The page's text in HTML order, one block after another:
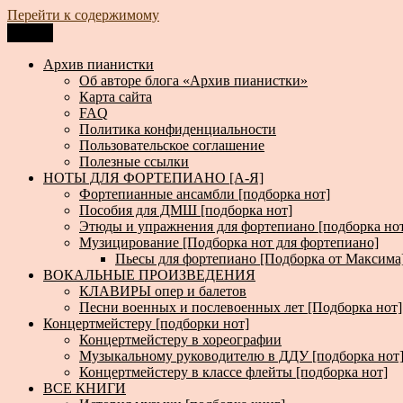
Перейти к содержимому
Архив пианистки
Всё для пианистов: ноты, книги, музыка, статьи…
Архив пианистки
Об авторе блога «Архив пианистки»
Карта сайта
FAQ
Политика конфиденциальности
Пользовательское соглашение
Полезные ссылки
НОТЫ ДЛЯ ФОРТЕПИАНО [А-Я]
Фортепианные ансамбли [подборка нот]
Пособия для ДМШ [подборка нот]
Этюды и упражнения для фортепиано [подборка
Музицирование [Подборка нот для фортепиано]
Пьесы для фортепиано [Подборка от
ВОКАЛЬНЫЕ ПРОИЗВЕДЕНИЯ
КЛАВИРЫ опер и балетов
Песни военных и послевоенных лет [Подборка нот]
Концертмейстеру [подборки нот]
Концертмейстеру в хореографии
Музыкальному руководителю в ДДУ [подборка нот]
Концертмейстеру в классе флейты [подборка нот]
ВСЕ КНИГИ